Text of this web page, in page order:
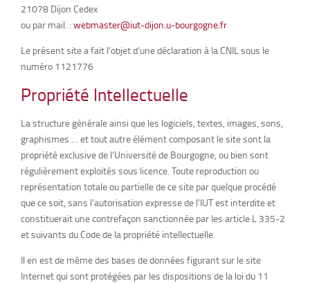
21078 Dijon Cedex
ou par mail. : webmaster@iut-dijon.u-bourgogne.fr
Le présent site a fait l’objet d’une déclaration à la CNIL sous le
numéro 1121776
Propriété Intellectuelle
La structure générale ainsi que les logiciels, textes, images, sons,
graphismes … et tout autre élément composant le site sont la
propriété exclusive de l’Université de Bourgogne, ou bien sont
régulièrement exploités sous licence. Toute reproduction ou
représentation totale ou partielle de ce site par quelque procédé
que ce soit, sans l’autorisation expresse de l’IUT est interdite et
constituerait une contrefaçon sanctionnée par les article L 335-2
et suivants du Code de la propriété intellectuelle.
Il en est de même des bases de données figurant sur le site
Internet qui sont protégées par les dispositions de la loi du 11